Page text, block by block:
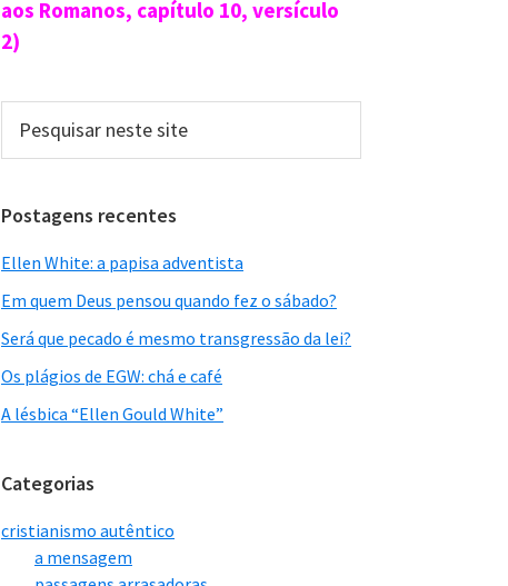
aos Romanos, capítulo 10, versículo
2)
neste
site
Postagens recentes
Ellen White: a papisa adventista
Em quem Deus pensou quando fez o sábado?
Será que pecado é mesmo transgressão da lei?
Os plágios de EGW: chá e café
A lésbica “Ellen Gould White”
Categorias
cristianismo autêntico
a mensagem